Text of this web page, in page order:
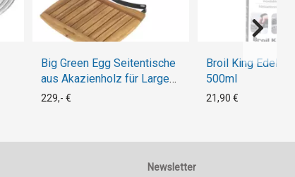
Big Green Egg Seitentische
aus Akazienholz für Large
(2 Stk.)
229,- €
Broil King
500ml
21,90 €
Newsletter